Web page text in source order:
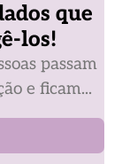
que
los!
passam
e ficam...